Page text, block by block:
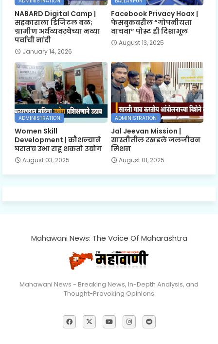
NABARD Digital Camp |
सहकाराला डिजिटल बळ;
ग्रामीण अर्थव्यवस्थेच्या नव्या
पर्वाची नांदी
January 14, 2026
Facebook Privacy Hoax |
फेसबुकवरील “गोपनीयता
वाचवा” पोस्ट ही दिशाभूल
August 13, 2025
ADMINISTRATION
Women Skill
Development | कौशल्याने
घरातच उभा राहू शकतो उद्योग
August 03, 2025
ADMINISTRATION
Jal Jeevan Mission |
सास्तीतील रखडले जलजीवन
मिशन
August 01, 2025
Mahawani News: The Voice Of Maharashtra
Mahawani News - Breaking News, In-Depth Analysis, and
Thought-Provoking Opinions